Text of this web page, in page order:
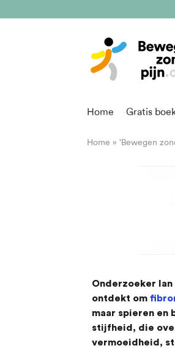
Home Gratis
Home » 'Bewegen
Onderzoeker
ontdekt om
maar spieren en
stijfheid, die
vermoeidheid,